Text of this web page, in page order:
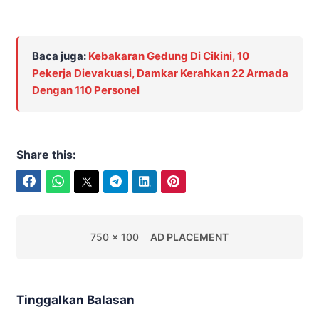
Baca juga: Kebakaran Gedung Di Cikini, 10
Pekerja Dievakuasi, Damkar Kerahkan 22 Armada
Dengan 110 Personel
Share this:
750 x 100 AD PLACEMENT
Tinggalkan Balasan